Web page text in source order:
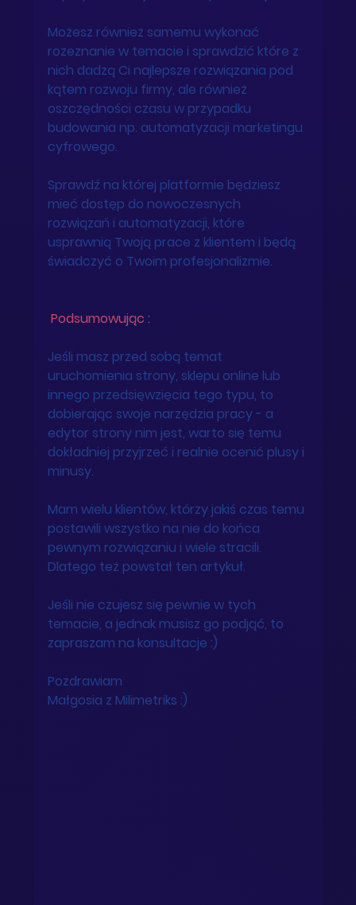
Możesz również samemu wykonać
rozeznanie w temacie i sprawdzić które z
nich dadzą Ci najlepsze rozwiązania pod
kątem rozwoju firmy, ale również
oszczędności czasu w przypadku
budowania np. automatyzacji marketingu
cyfrowego.
Sprawdź na której platformie będziesz
mieć dostęp do nowoczesnych
rozwiązań i automatyzacji, które
usprawnią Twoją prace z klientem i będą
świadczyć o Twoim profesjonalizmie.
Podsumowując :
Jeśli masz przed sobą temat
uruchomienia strony, sklepu online lub
innego przedsięwzięcia tego typu, to
dobierając swoje narzędzia pracy - a
edytor strony nim jest, warto się temu
dokładniej przyjrzeć i realnie ocenić plusy i
minusy.
Mam wielu klientów, którzy jakiś czas temu
postawili wszystko na nie do końca
pewnym rozwiązaniu i wiele stracili.
Dlatego też powstał ten artykuł.
Jeśli nie czujesz się pewnie w tych
temacie, a jednak musisz go podjąć, to
zapraszam na konsultacje :)
Pozdrawiam
Małgosia z Milimetriks :)